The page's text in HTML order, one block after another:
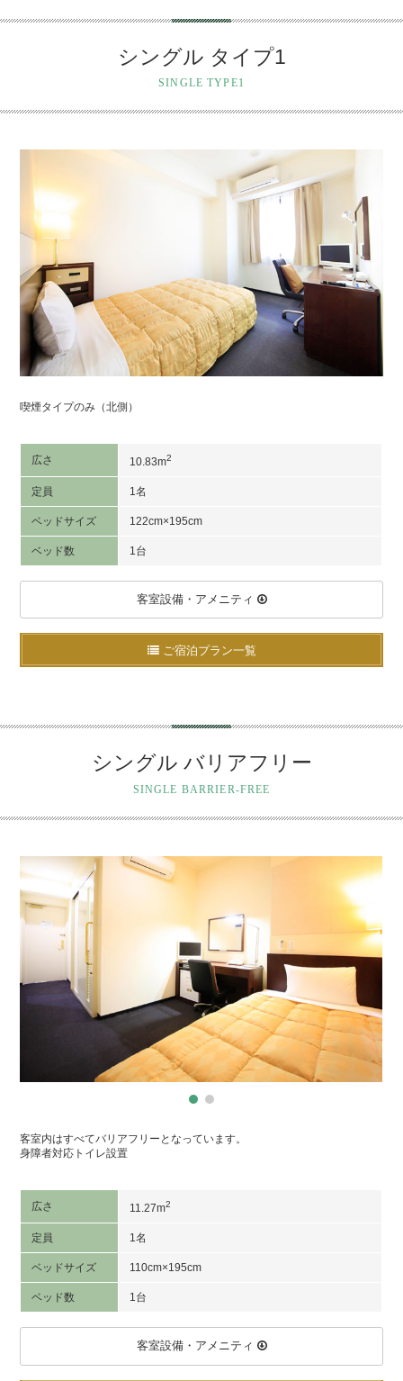
シングル タイプ1
SINGLE TYPE1
喫煙タイプのみ（北側）
広さ 10.83m2
定員 1名
ベッドサイズ 122cm×195cm
ベッド数 1台
客室設備・アメニティ
ご宿泊プラン一覧
シングル バリアフリー
SINGLE BARRIER-FREE
客室内はすべてバリアフリーとなっています。
身障者対応トイレ設置
広さ 11.27m2
定員 1名
ベッドサイズ 110cm×195cm
ベッド数 1台
客室設備・アメニティ